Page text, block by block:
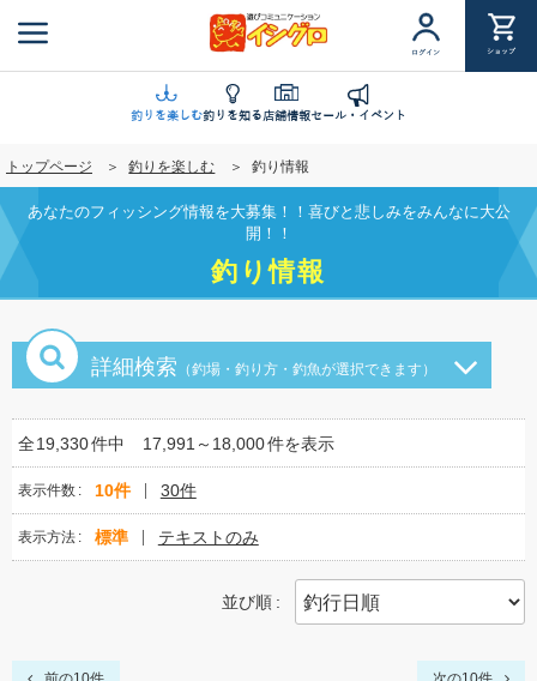
ン
に
移
動
ログイン ショップ
釣りを楽しむ釣りを知る店舗情報セール・イベント
トップページ 釣りを楽しむ 釣り情報
あなたのフィッシング情報を大募集！！喜びと悲しみをみんなに大公
開！！
釣り情報
詳細検索 （釣場・釣り方・釣魚が選択できます）
全19,330件中 17,991～18,000件を表示
表示件数 10件 30件
表示方法 標準 テキストのみ
並び順